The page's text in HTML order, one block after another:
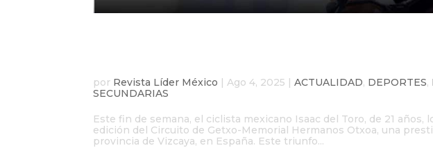
por Revista Líder México |Ago 4, 2025 |ACTUALIDAD, DEPORTES,
SECUNDARIAS
Este fin de semana, el ciclista mexicano Isaac del Toro, de 21
edición del Circuito de Getxo-Memorial Hermanos Otxoa, una
provincia de Vizcaya, en España. Este triunfo...